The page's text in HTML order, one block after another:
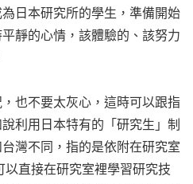
日本研究所的學生，準備開始
靜的心情，該體驗的、該努力
也不要太灰心，這時可以跟指
利用日本特有的「研究生」制
灣不同，指的是依附在研究室
直接在研究室裡學習研究技